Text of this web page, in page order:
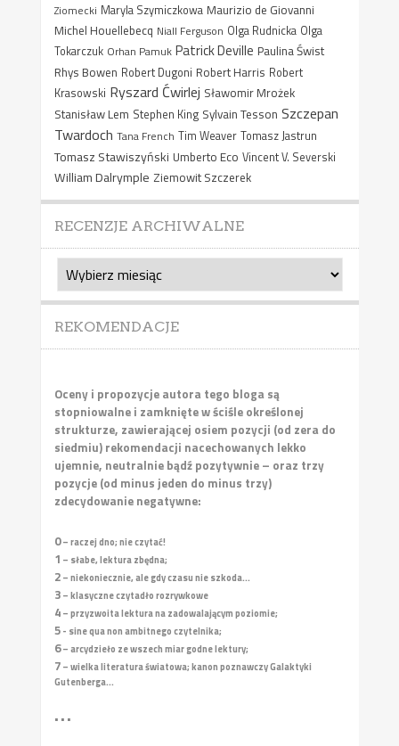
Ziomecki Maryla Szymiczkowa Maurizio de Giovanni
Michel Houellebecq Niall Ferguson Olga Rudnicka Olga
Tokarczuk Orhan Pamuk Patrick Deville Paulina Świst
Rhys Bowen Robert Dugoni Robert Harris Robert
Krasowski Ryszard Ćwirlej Sławomir Mrożek
Stanisław Lem Stephen King Sylvain Tesson Szczepan
Twardoch Tana French Tim Weaver Tomasz Jastrun
Tomasz Stawiszyński Umberto Eco Vincent V. Severski
William Dalrymple Ziemowit Szczerek
RECENZJE ARCHIWALNE
Recenzje
archiwalne
REKOMENDACJE
Oceny i propozycje autora tego bloga są
stopniowalne i zamknięte w ściśle określonej
strukturze, zawierającej osiem pozycji (od zera do
siedmiu) rekomendacji nacechowanych lekko
ujemnie, neutralnie bądź pozytywnie – oraz trzy
pozycje (od minus jeden do minus trzy)
zdecydowanie negatywne:
0– raczej dno; nie czytać!
1 – słabe, lektura zbędna;
2– niekoniecznie, ale gdy czasu nie szkoda...
3– klasyczne czytadło rozrywkowe
4– przyzwoita lektura na zadowalającym poziomie;
5- sine qua non ambitnego czytelnika;
6– arcydzieło ze wszech miar godne lektury;
7– wielka literatura światowa; kanon poznawczy Galaktyki
Gutenberga...
• • •